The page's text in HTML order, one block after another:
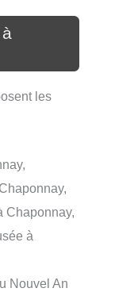
les
Chaponnay,
à
Nouvel An